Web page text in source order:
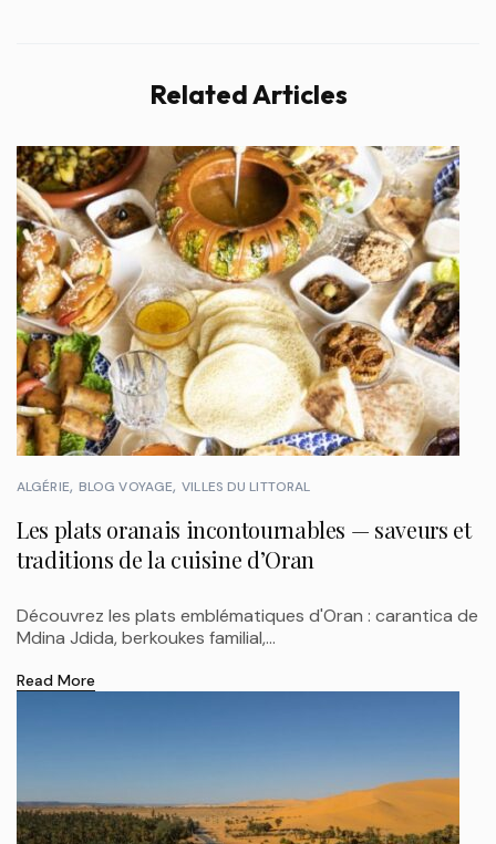
Related Articles
ALGÉRIE BLOG VOYAGE VILLES DU LITTORAL
Les plats oranais incontournables — saveurs et
traditions de la cuisine d’Oran
Découvrez les plats emblématiques d'Oran : carantica de
Mdina Jdida, berkoukes familial,...
Read More